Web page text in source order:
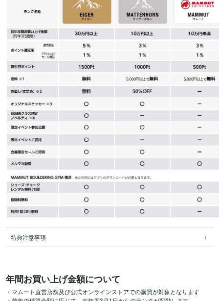
特典注意事項 ＋
年間お買い上げ金額について
・マムート直営店舗及び公式オンラインストアでの購買が対象となります